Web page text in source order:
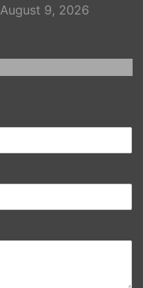
August 9, 2026